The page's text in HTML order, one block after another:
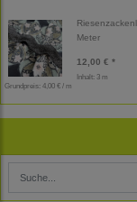
Meter
12,00 € *
Inhalt: 3 m
Grundpreis: 4,00 € / m